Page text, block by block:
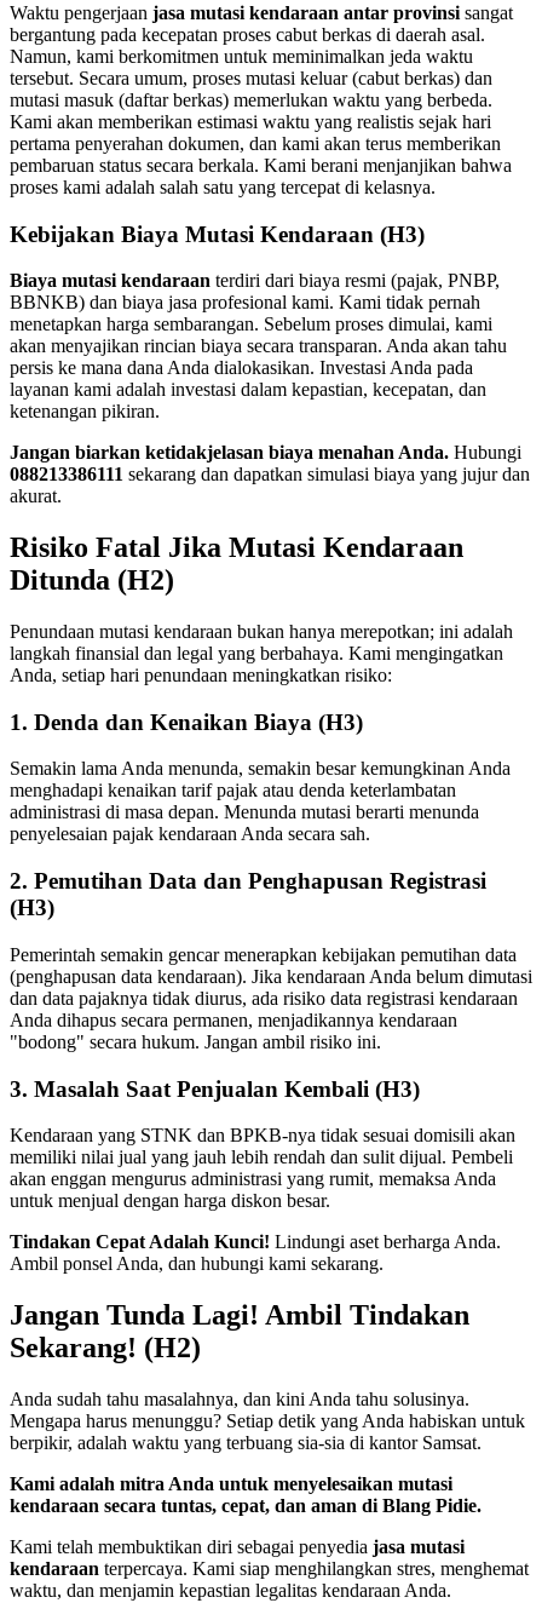
Waktu pengerjaan jasa mutasi kendaraan antar provinsi sangat
bergantung pada kecepatan proses cabut berkas di daerah asal.
Namun, kami berkomitmen untuk meminimalkan jeda waktu
tersebut. Secara umum, proses mutasi keluar (cabut berkas) dan
mutasi masuk (daftar berkas) memerlukan waktu yang berbeda.
Kami akan memberikan estimasi waktu yang realistis sejak hari
pertama penyerahan dokumen, dan kami akan terus memberikan
pembaruan status secara berkala. Kami berani menjanjikan bahwa
proses kami adalah salah satu yang tercepat di kelasnya.
Kebijakan Biaya Mutasi Kendaraan (H3)
Biaya mutasi kendaraan terdiri dari biaya resmi (pajak, PNBP,
BBNKB) dan biaya jasa profesional kami. Kami tidak pernah
menetapkan harga sembarangan. Sebelum proses dimulai, kami
akan menyajikan rincian biaya secara transparan. Anda akan tahu
persis ke mana dana Anda dialokasikan. Investasi Anda pada
layanan kami adalah investasi dalam kepastian, kecepatan, dan
ketenangan pikiran.
Jangan biarkan ketidakjelasan biaya menahan Anda. Hubungi
088213386111 sekarang dan dapatkan simulasi biaya yang jujur dan
akurat.
Risiko Fatal Jika Mutasi Kendaraan
Ditunda (H2)
Penundaan mutasi kendaraan bukan hanya merepotkan; ini adalah
langkah finansial dan legal yang berbahaya. Kami mengingatkan
Anda, setiap hari penundaan meningkatkan risiko:
1. Denda dan Kenaikan Biaya (H3)
Semakin lama Anda menunda, semakin besar kemungkinan Anda
menghadapi kenaikan tarif pajak atau denda keterlambatan
administrasi di masa depan. Menunda mutasi berarti menunda
penyelesaian pajak kendaraan Anda secara sah.
2. Pemutihan Data dan Penghapusan Registrasi
(H3)
Pemerintah semakin gencar menerapkan kebijakan pemutihan data
(penghapusan data kendaraan). Jika kendaraan Anda belum dimutasi
dan data pajaknya tidak diurus, ada risiko data registrasi kendaraan
Anda dihapus secara permanen, menjadikannya kendaraan
"bodong" secara hukum. Jangan ambil risiko ini.
3. Masalah Saat Penjualan Kembali (H3)
Kendaraan yang STNK dan BPKB-nya tidak sesuai domisili akan
memiliki nilai jual yang jauh lebih rendah dan sulit dijual. Pembeli
akan enggan mengurus administrasi yang rumit, memaksa Anda
untuk menjual dengan harga diskon besar.
Tindakan Cepat Adalah Kunci! Lindungi aset berharga Anda.
Ambil ponsel Anda, dan hubungi kami sekarang.
Jangan Tunda Lagi! Ambil Tindakan
Sekarang! (H2)
Anda sudah tahu masalahnya, dan kini Anda tahu solusinya.
Mengapa harus menunggu? Setiap detik yang Anda habiskan untuk
berpikir, adalah waktu yang terbuang sia-sia di kantor Samsat.
Kami adalah mitra Anda untuk menyelesaikan mutasi
kendaraan secara tuntas, cepat, dan aman di Blang Pidie.
Kami telah membuktikan diri sebagai penyedia jasa mutasi
kendaraan terpercaya. Kami siap menghilangkan stres, menghemat
waktu, dan menjamin kepastian legalitas kendaraan Anda.